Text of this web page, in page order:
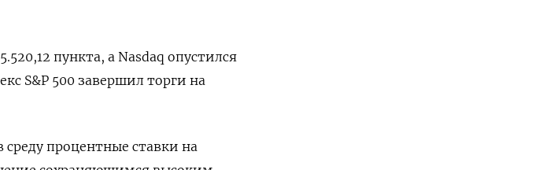
пункта, а ​Nasdaq опустился
S&P 500 завершил торги на
процентные ставки на